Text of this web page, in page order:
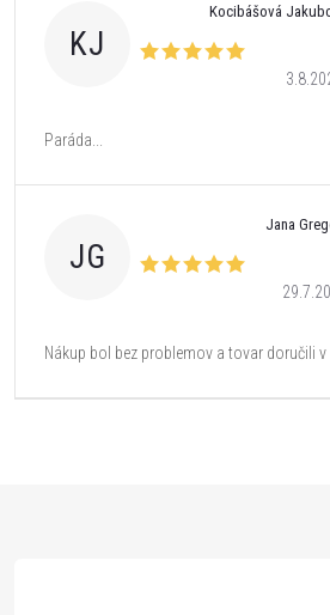
KJ
Kocibášová
Paráda...
JG
Jana
Nákup bol bez problemov a tovar doručili v